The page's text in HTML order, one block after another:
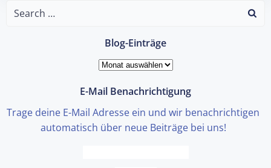
Search
Blog-Einträge
Blog-
E-Mail Benachrichtigung
Trage deine E-Mail Adresse ein und wir benachrichtigen
automatisch über neue Beiträge bei uns!